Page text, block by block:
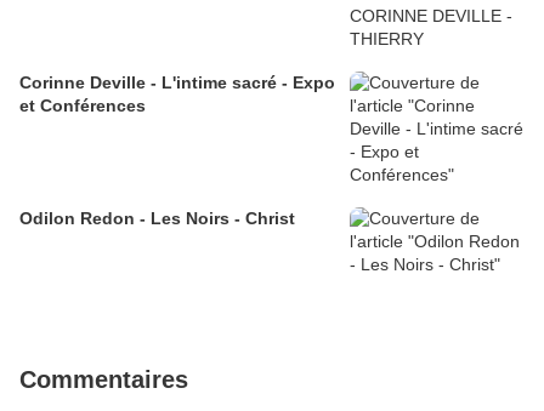
Corinne Deville - L'intime sacré - Expo
et Conférences
Odilon Redon - Les Noirs - Christ
Commentaires